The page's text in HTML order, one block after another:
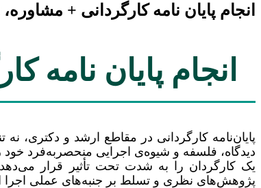
انجام پایان نامه کارگردانی +
انجام پایان
پایان‌نامه کارگردانی در مقاطع ارشد و
دیدگاه، فلسفه و شیوه‌ی اجرایی منحصربه‌فرد
یک کارگردان را به شدت تحت تأثیر قرار
پژوهش‌های نظری و تسلط بر جنبه‌های عملی اجرا